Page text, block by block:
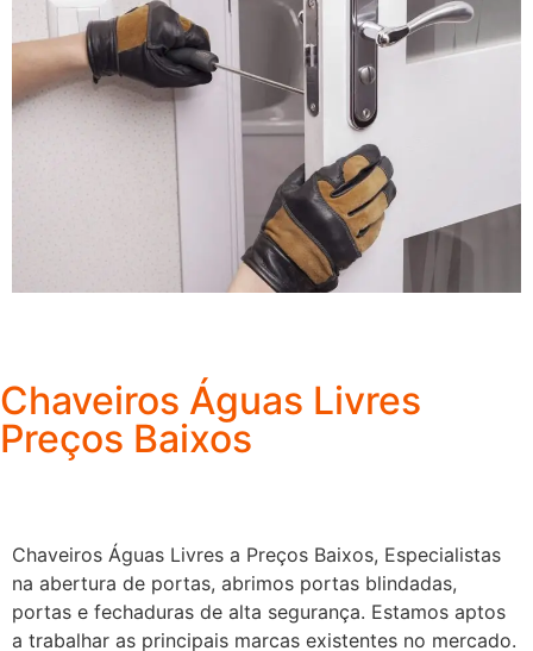
Chaveiros Águas Livres
Preços Baixos
Chaveiros Águas Livres a Preços Baixos, Especialistas
na abertura de portas, abrimos portas blindadas,
portas e fechaduras de alta segurança. Estamos aptos
a trabalhar as principais marcas existentes no mercado.